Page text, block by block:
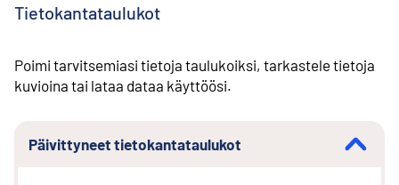
Tietokantataulukot
Poimi tarvitsemiasi tietoja taulukoiksi, tarkastele tietoja
kuvioina tai lataa dataa käyttöösi.
Päivittyneet tietokantataulukot